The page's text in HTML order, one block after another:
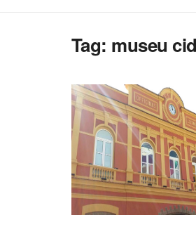
Tag: museu